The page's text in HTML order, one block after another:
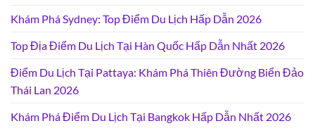
Khám Phá Sydney: Top Điểm Du Lịch Hấp Dẫn 2026
Top Địa Điểm Du Lịch Tại Hàn Quốc Hấp Dẫn Nhất 2026
Điểm Du Lịch Tại Pattaya: Khám Phá Thiên Đường Biển Đảo
Thái Lan 2026
Khám Phá Điểm Du Lịch Tại Bangkok Hấp Dẫn Nhất 2026